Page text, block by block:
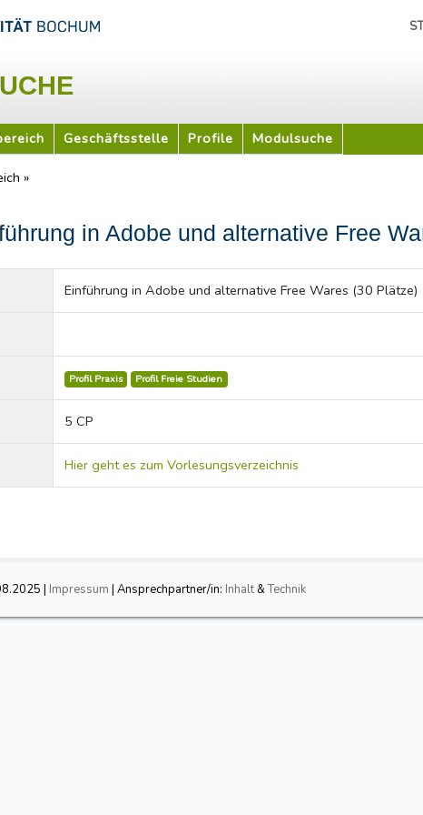
Geschäftsstelle Profile Modulsuche
»
in Adobe und alternative Free
Einführung in Adobe und alternative Free Wares (30 Plätze)
Profil Praxis Profil Freie Studien
5 CP
Hier geht es zum Vorlesungsverzeichnis
| Impressum | Ansprechpartner/in: Inhalt&Technik